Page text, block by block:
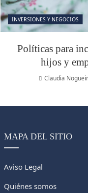
INVERSIONES Y NEGOCIOS
Políticas para
hijos y
Claudia
MAPA DEL SITIO
Aviso Legal
Quiénes somos